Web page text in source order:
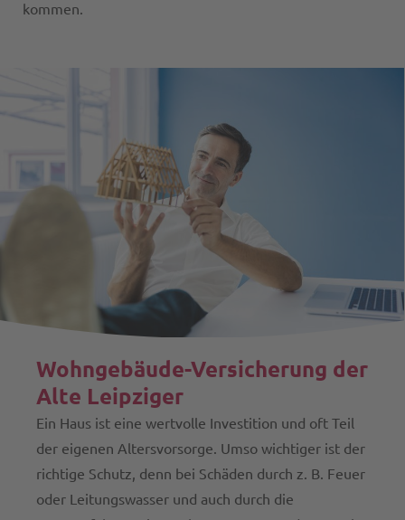
kommen.
Wohngebäude-Versicherung der
Alte Leipziger
Ein Haus ist eine wertvolle Investition und oft Teil
der eigenen Altersvorsorge. Umso wichtiger ist der
richtige Schutz, denn bei Schäden durch z. B. Feuer
oder Leitungswasser und auch durch die